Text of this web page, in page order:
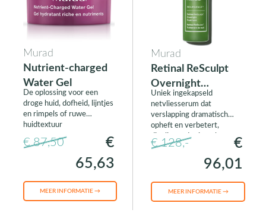
Murad
Nutrient-charged
Water Gel
De oplossing voor een
droge huid, dofheid, lijntjes
en rimpels of ruwe
huidtextuur
€ 87,50
€
65,63
MEER INFORMATIE →
Murad
Retinal ReSculpt
Overnight
Treatment
Uniek ingekapseld
netvliesserum dat
verslapping dramatisch
opheft en verbetert,
diepliggende rimpels
gladstrijkt en de elasticiteit
van de huid verhoogt.
€ 128,-
€
96,01
MEER INFORMATIE →